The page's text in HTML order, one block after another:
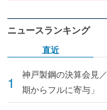
ニュースランキング
直近
神戸製鋼の決算会見
期からフルに寄与」